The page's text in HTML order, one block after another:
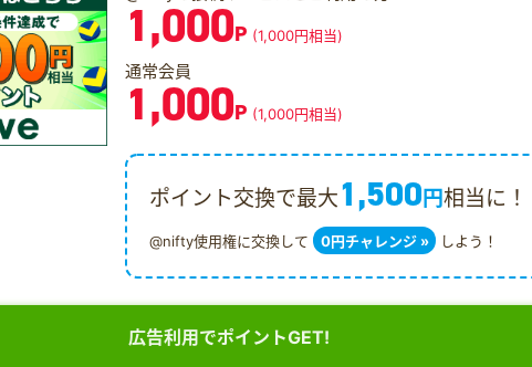
1,000P (1,000円相当)
通常会員
1,000P (1,000円相当)
ポイント交換で最大1,500円相当に！
@nifty使用権に交換して 0円チャレンジ » しよう！
広告利用でポイントGET!